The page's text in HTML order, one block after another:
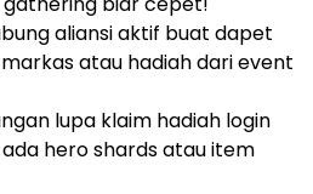
aliansi aktif buat dapet
atau hadiah dari event
lupa klaim hadiah login
hero shards atau item